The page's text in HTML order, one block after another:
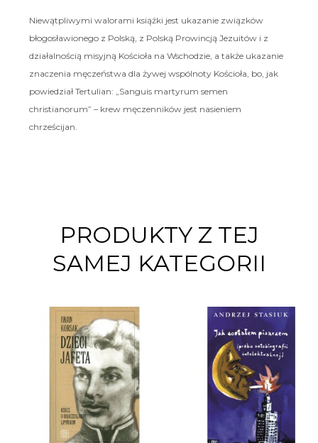
Niewątpliwymi walorami książki jest ukazanie związków
błogosławionego z Polską, z Polską Prowincją Jezuitów i z
działalnością misyjną Kościoła na Wschodzie, a także ukazanie
znaczenia męczeństwa dla żywej wspólnoty Kościoła, bo, jak
powiedział Tertulian: „Sanguis martyrum semen
christianorum” – krew męczenników jest nasieniem
chrześcijan.
PRODUKTY Z TEJ
SAMEJ KATEGORII